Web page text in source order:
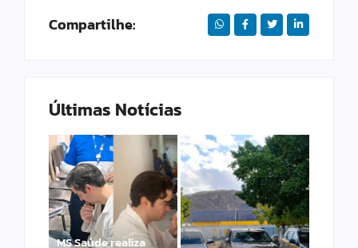
Compartilhe:
Últimas Notícias
MS Saúde realiza